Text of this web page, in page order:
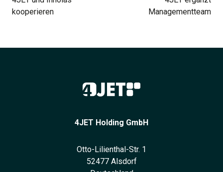
kooperieren
Managementteam
4JET Holding GmbH
Otto-Lilienthal-Str. 1
52477 Alsdorf